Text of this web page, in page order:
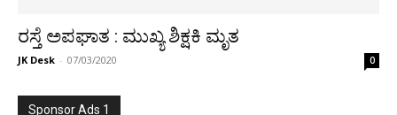
ರಸ್ತೆ ಅಪಘಾತ : ಮುಖ್ಯ ಶಿಕ್ಷಕಿ ಮೃತ
JK Desk - 07/03/2020 0
Sponsor Ads 1